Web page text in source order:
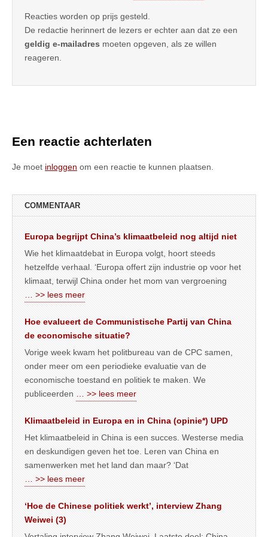
Reacties worden op prijs gesteld.
De redactie herinnert de lezers er echter aan dat ze een
geldig e-mailadres moeten opgeven, als ze willen
reageren.
Een reactie achterlaten
Je moet inloggen om een reactie te kunnen plaatsen.
COMMENTAAR
Europa begrijpt China’s klimaatbeleid nog altijd niet
Wie het klimaatdebat in Europa volgt, hoort steeds
hetzelfde verhaal. ‘Europa offert zijn industrie op voor het
klimaat, terwijl China onder het mom van vergroening
… >> lees meer
Hoe evalueert de Communistische Partij van China
de economische situatie?
Vorige week kwam het politbureau van de CPC samen,
onder meer om een periodieke evaluatie van de
economische toestand en politiek te maken. We
publiceerden
… >> lees meer
Klimaatbeleid in Europa en in China (opinie*) UPD
Het klimaatbeleid in China is een succes. Westerse media
en deskundigen geven het toe. Leren van China en
samenwerken met het land dan maar? ‘Dat
… >> lees meer
‘Hoe de Chinese politiek werkt’, interview Zhang
Weiwei (3)